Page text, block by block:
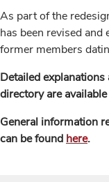
As part of the
has been revised
former members
Detailed
directory are
General information
can be found here.